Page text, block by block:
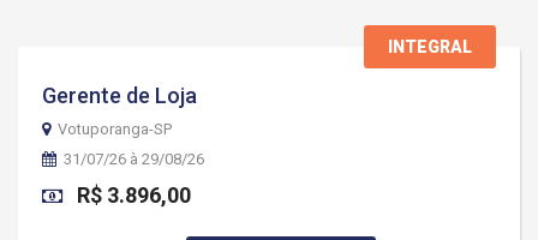
INTEGRAL
Gerente de Loja
Votuporanga-SP
31/07/26 à 29/08/26
R$ 3.896,00